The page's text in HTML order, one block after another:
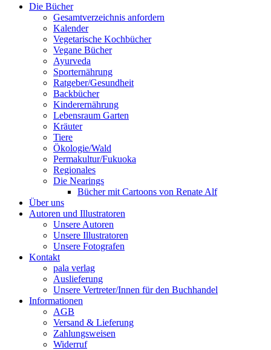
Die Bücher
Gesamtverzeichnis anfordern
Kalender
Vegetarische Kochbücher
Vegane Bücher
Ayurveda
Sporternährung
Ratgeber/Gesundheit
Backbücher
Kinderernährung
Lebensraum Garten
Kräuter
Tiere
Ökologie/Wald
Permakultur/Fukuoka
Regionales
Die Nearings
Bücher mit Cartoons von Renate Alf
Über uns
Autoren und Illustratoren
Unsere Autoren
Unsere Illustratoren
Unsere Fotografen
Kontakt
pala verlag
Auslieferung
Unsere Vertreter/Innen für den Buchhandel
Informationen
AGB
Versand & Lieferung
Zahlungsweisen
Widerruf